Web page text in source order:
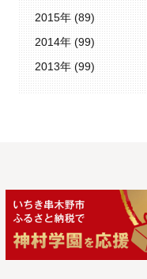
2015年 (89)
2014年 (99)
2013年 (99)